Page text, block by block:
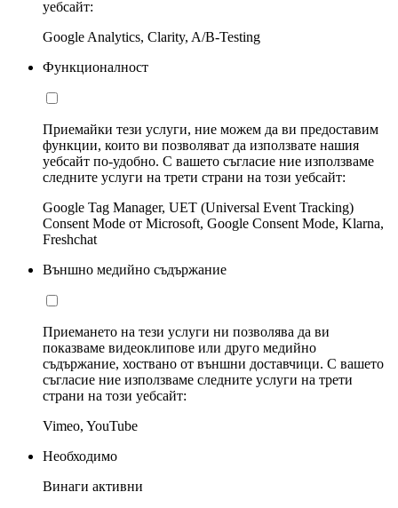
уебсайт:
Google Analytics, Clarity, A/B-Testing
Функционалност
Приемайки тези услуги, ние можем да ви предоставим
функции, които ви позволяват да използвате нашия
уебсайт по-удобно. С вашето съгласие ние използваме
следните услуги на трети страни на този уебсайт:
Google Tag Manager, UET (Universal Event Tracking)
Consent Mode от Microsoft, Google Consent Mode, Klarna,
Freshchat
Външно медийно съдържание
Приемането на тези услуги ни позволява да ви
показваме видеоклипове или друго медийно
съдържание, хоствано от външни доставчици. С вашето
съгласие ние използваме следните услуги на трети
страни на този уебсайт:
Vimeo, YouTube
Необходимо
Винаги активни